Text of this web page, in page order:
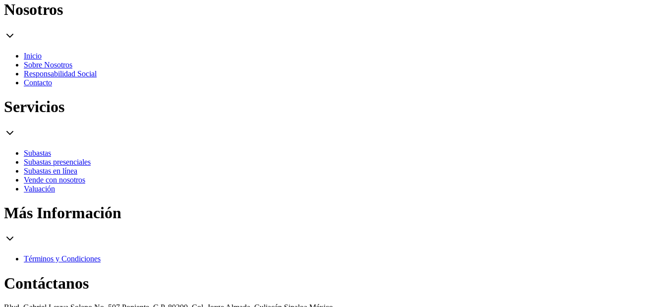
Nosotros
Inicio
Sobre Nosotros
Responsabilidad Social
Contacto
Servicios
Subastas
Subastas presenciales
Subastas en línea
Vende con nosotros
Valuación
Más Información
Términos y Condiciones
Contáctanos